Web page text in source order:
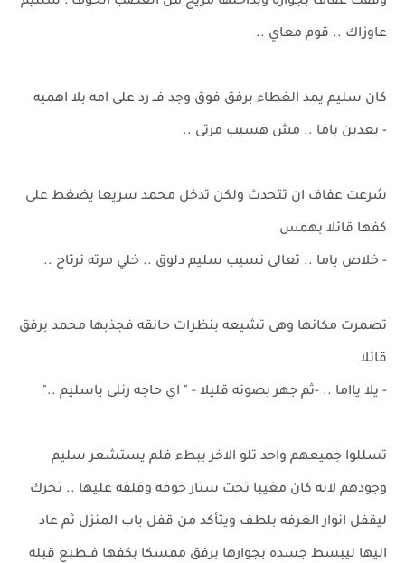
عاوزاك .. قوم معاي ..
كان سليم يمد الغطاء برفق فوق وجد فــ رد على امه بلا اهميه
- بعدين ياما .. مش هسيب مرتى ..
شرعت عفاف ان تتحدث ولكن تدخل محمد سريعا يضغط على
كفها قائلا بهمس
- خلاص ياما .. تعالى نسيب سليم دلوق .. خلي مرته ترتاح ..
تصمرت مكانها وهى تشيعه بنظرات حانقه فجذبها محمد برفق
قائلا
- يلا يااما .. -ثم جهر بصوته قليلا - " اي حاجه رنلى ياسليم .."
تسللوا جميعهم واحد تلو الاخر ببطء فلم يستشعر سليم
وجودهم لانه كان مغيبا تحت ستار خوفه وقلقه عليها .. تحرك
ليقفل انوار الغرفه بلطف ويتأكد من قفل باب المنزل ثم عاد
اليها ليبسط جسده بجوارها برفق ممسكا بكفها فــطبع قبله